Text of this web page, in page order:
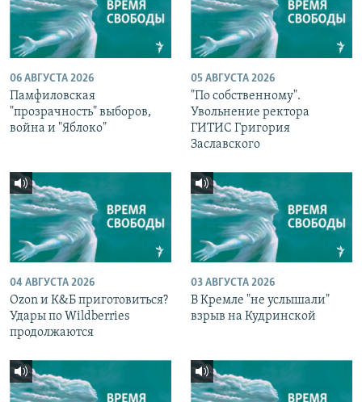
06 АВГУСТА 2026
Памфиловская
"прозрачность" выборов,
война и "Яблоко"
05 АВГУСТА 2026
"По собственному".
Увольнение ректора
ГИТИС Григория
Заславского
04 АВГУСТА 2026
Ozon и К&Б приготовиться?
Удары по Wildberries
продолжаются
03 АВГУСТА 2026
В Кремле "не услышали"
взрыв на Кудринской